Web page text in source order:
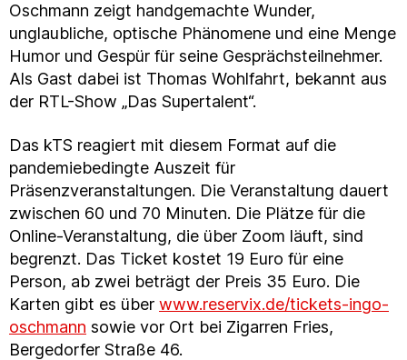
Oschmann zeigt handgemachte Wunder,
unglaubliche, optische Phänomene und eine Menge
Humor und Gespür für seine Gesprächsteilnehmer.
Als Gast dabei ist Thomas Wohlfahrt, bekannt aus
der RTL-Show „Das Supertalent“.
Das kTS reagiert mit diesem Format auf die
pandemiebedingte Auszeit für
Präsenzveranstaltungen. Die Veranstaltung dauert
zwischen 60 und 70 Minuten. Die Plätze für die
Online-Veranstaltung, die über Zoom läuft, sind
begrenzt. Das Ticket kostet 19 Euro für eine
Person, ab zwei beträgt der Preis 35 Euro. Die
Karten gibt es über www.reservix.de/tickets-ingo-
oschmann sowie vor Ort bei Zigarren Fries,
Bergedorfer Straße 46.